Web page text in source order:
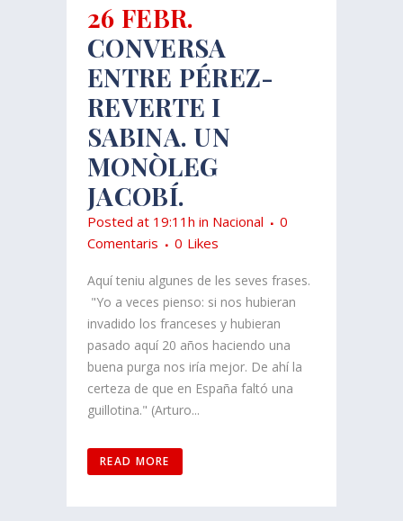
26 FEBR.
CONVERSA
ENTRE PÉREZ-
REVERTE I
SABINA. UN
MONÒLEG
JACOBÍ.
Posted at 19:11h in Nacional
0
Comentaris
0 Likes
Aquí teniu algunes de les seves frases.
"Yo a veces pienso: si nos hubieran
invadido los franceses y hubieran
pasado aquí 20 años haciendo una
buena purga nos iría mejor. De ahí la
certeza de que en España faltó una
guillotina." (Arturo...
READ MORE